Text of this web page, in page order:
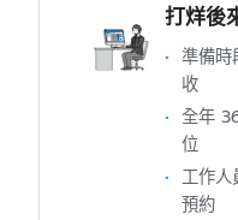
打烊後
準備時
收
全年
位
工作人
預約